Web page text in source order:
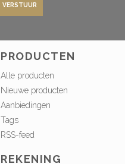
VERSTUUR
PRODUCTEN
Alle producten
Nieuwe producten
Aanbiedingen
Tags
RSS-feed
REKENING